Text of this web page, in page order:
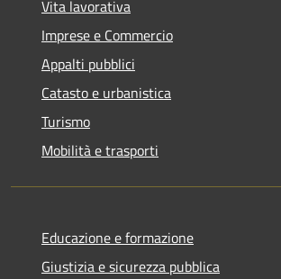
Vita lavorativa
Imprese e Commercio
Appalti pubblici
Catasto e urbanistica
Turismo
Mobilità e trasporti
Educazione e formazione
Giustizia e sicurezza pubblica